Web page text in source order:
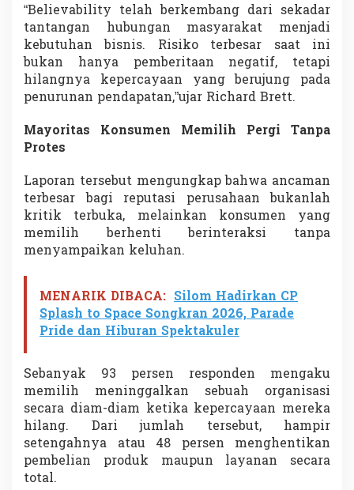
M
u
l
a
i
H
i
l
n
i
a
m
-
D
i
“Believability telah berkembang dari sekadar
tantangan hubungan masyarakat menjadi
kebutuhan bisnis. Risiko terbesar saat ini
bukan hanya pemberitaan negatif, tetapi
hilangnya kepercayaan yang berujung pada
penurunan pendapatan,”ujar Richard Brett.
Mayoritas Konsumen Memilih Pergi Tanpa
Protes
Laporan tersebut mengungkap bahwa ancaman
terbesar bagi reputasi perusahaan bukanlah
kritik terbuka, melainkan konsumen yang
memilih berhenti berinteraksi tanpa
menyampaikan keluhan.
MENARIK DIBACA: Silom Hadirkan CP
Splash to Space Songkran 2026, Parade
Pride dan Hiburan Spektakuler
Sebanyak 93 persen responden mengaku
memilih meninggalkan sebuah organisasi
secara diam-diam ketika kepercayaan mereka
hilang. Dari jumlah tersebut, hampir
setengahnya atau 48 persen menghentikan
pembelian produk maupun layanan secara
total.